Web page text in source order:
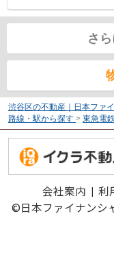
さ
渋谷区の不動産｜日本ファ
路線・駅から探す > 東急電
会社案内 利
©日本ファイナンシ